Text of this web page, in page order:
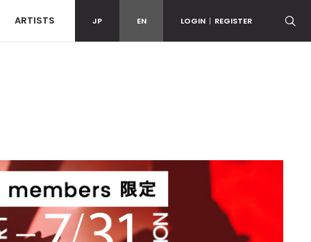
ARTISTS JP EN LOGIN | REGISTER